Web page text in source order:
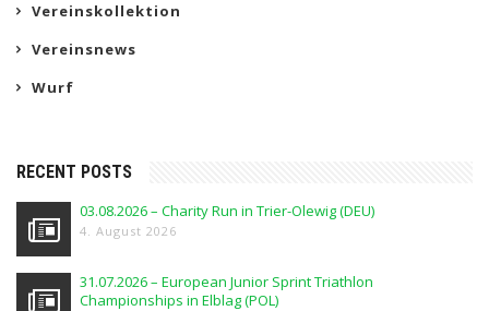
Vereinskollektion
Vereinsnews
Wurf
RECENT POSTS
03.08.2026 – Charity Run in Trier-Olewig (DEU)
4. August 2026
31.07.2026 – European Junior Sprint Triathlon
Championships in Elblag (POL)